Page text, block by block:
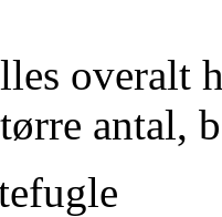
overalt
antal,